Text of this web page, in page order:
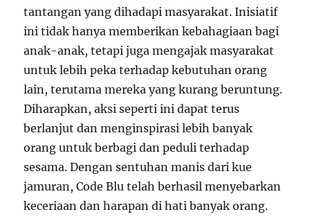
tantangan yang dihadapi masyarakat. Inisiatif
ini tidak hanya memberikan kebahagiaan bagi
anak-anak, tetapi juga mengajak masyarakat
untuk lebih peka terhadap kebutuhan orang
lain, terutama mereka yang kurang beruntung.
Diharapkan, aksi seperti ini dapat terus
berlanjut dan menginspirasi lebih banyak
orang untuk berbagi dan peduli terhadap
sesama. Dengan sentuhan manis dari kue
jamuran, Code Blu telah berhasil menyebarkan
keceriaan dan harapan di hati banyak orang.